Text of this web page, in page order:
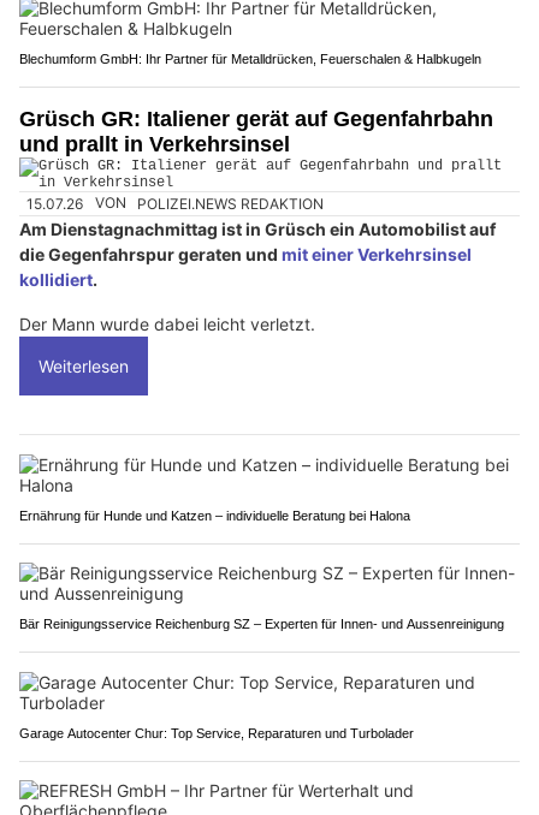
Blechumform GmbH: Ihr Partner für Metalldrücken, Feuerschalen & Halbkugeln
Grüsch GR: Italiener gerät auf Gegenfahrbahn
und prallt in Verkehrsinsel
15.07.26 VON POLIZEI.NEWS REDAKTION
Am Dienstagnachmittag ist in Grüsch ein Automobilist auf
die Gegenfahrspur geraten und mit einer Verkehrsinsel
kollidiert.
Der Mann wurde dabei leicht verletzt.
Weiterlesen
Ernährung für Hunde und Katzen – individuelle Beratung bei Halona
Bär Reinigungsservice Reichenburg SZ – Experten für Innen- und Aussenreinigung
Garage Autocenter Chur: Top Service, Reparaturen und Turbolader